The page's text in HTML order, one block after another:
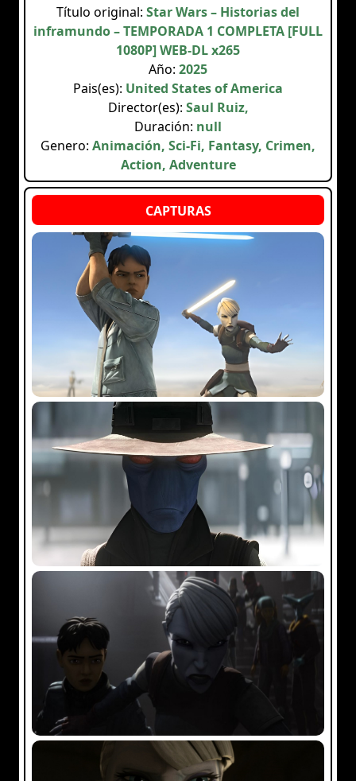
Título original: Star Wars – Historias del
inframundo – TEMPORADA 1 COMPLETA [FULL
1080P] WEB-DL x265
Año: 2025
Pais(es): United States of America
Director(es): Saul Ruiz,
Duración: null
Genero: Animación, Sci-Fi, Fantasy, Crimen,
Action, Adventure